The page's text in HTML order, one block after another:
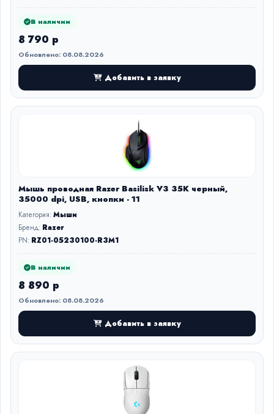
В наличии
8 790 р
Обновлено: 08.08.2026
Добавить в заявку
Мышь проводная Razer Basilisk V3 35K черный,
35000 dpi, USB, кнопки - 11
Категория:Мыши
Бренд: Razer
PN: RZ01-05230100-R3M1
В наличии
8 890 р
Обновлено: 08.08.2026
Добавить в заявку